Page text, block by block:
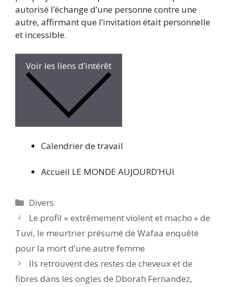
autorisé l’échange d’une personne contre une
autre, affirmant que l’invitation était personnelle
et incessible.
Voir les liens d’intérêt
Calendrier de travail
Accueil LE MONDE AUJOURD’HUI
Catégories
Divers
Le profil « extrêmement violent et macho » de
Tuvi, le meurtrier présumé de Wafaa enquêté
pour la mort d’une autre femme
Ils retrouvent des restes de cheveux et de
fibres dans les ongles de Dborah Fernandez,